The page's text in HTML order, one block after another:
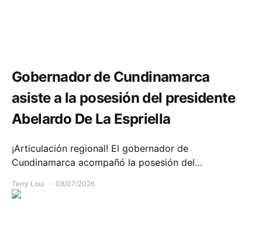
Gobernador de Cundinamarca
asiste a la posesión del presidente
Abelardo De La Espriella
¡Articulación regional! El gobernador de
Cundinamarca acompañó la posesión del…
Terry Loui 08/07/2026